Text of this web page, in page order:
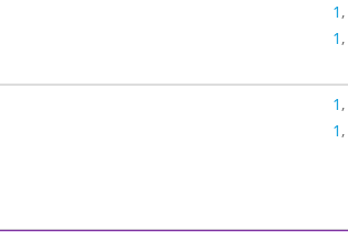
1,
1,
1,
1,